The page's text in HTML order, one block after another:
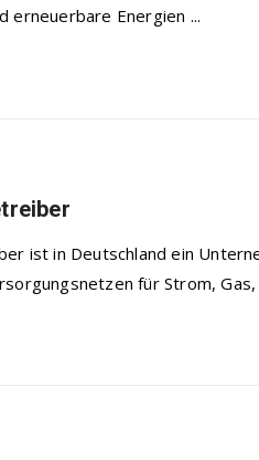
erneuerbare Energien ...
ist in Deutschland ein
für Strom, Gas,